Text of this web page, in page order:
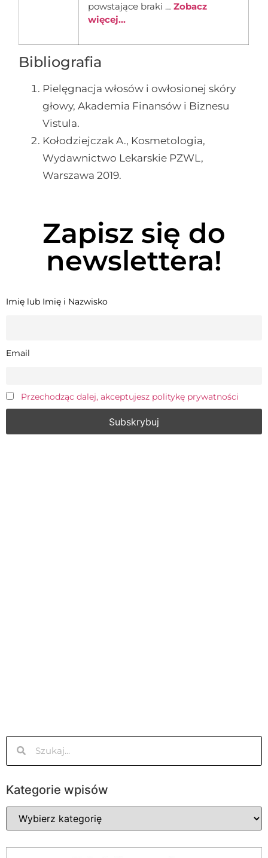
powstające braki …Zobacz
więcej...
Bibliografia
Pielęgnacja włosów i owłosionej skóry
głowy, Akademia Finansów i Biznesu
Vistula.
Kołodziejczak A., Kosmetologia,
Wydawnictwo Lekarskie PZWL,
Warszawa 2019.
Zapisz się do
newslettera!
Imię lub Imię i Nazwisko
Email
Przechodząc dalej, akceptujesz politykę prywatności
Kategorie wpisów